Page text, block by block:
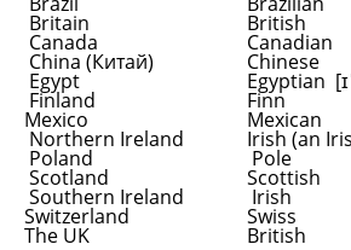
Britain British
Canada Canadian
China (Китай) Chinese
Egypt Egyptian
Finland Finn
Mexico Mexican
Northern Ireland Irish (an
Poland Pole
Scotland Scottish
Southern Ireland Irish
Switzerland Swiss
The UK British